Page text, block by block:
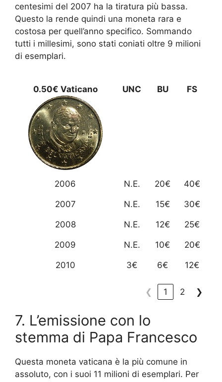
centesimi del 2007 ha la tiratura più bassa.
Questo la rende quindi una moneta rara e
costosa per quell’anno specifico. Sommando
tutti i millesimi, sono stati coniati oltre 9 milioni
di esemplari.
0.50€ Vaticano UNC BU FS
2006 N.E. 20€ 40€
2007 N.E. 15€ 30€
2008 N.E. 12€ 25€
2009 N.E. 10€ 20€
2010 3€ 6€ 12€
❮ 1 2 ❯
7. L’emissione con lo
stemma di Papa Francesco
Questa moneta vaticana è la più comune in
assoluto, con i suoi 11 milioni di esemplari. Per